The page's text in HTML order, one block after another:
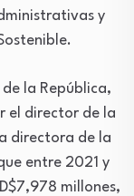
y
la República,
el director de la
directora de la
entre 2021 y
millones,